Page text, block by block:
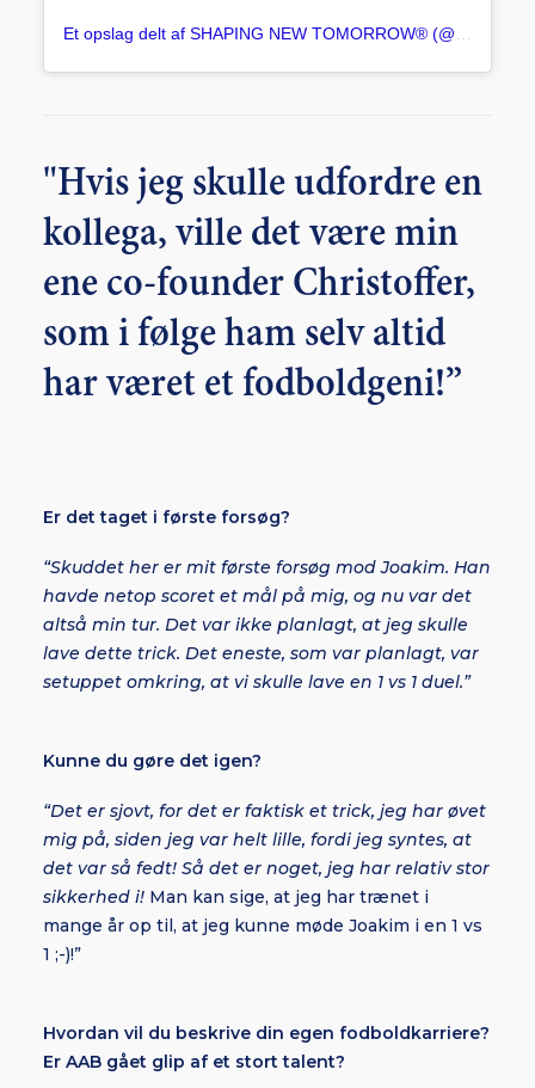
"Hvis jeg skulle udfordre en
kollega, ville det være min
ene co-founder Christoffer,
som i følge ham selv altid
har været et fodboldgeni!”
Er det taget i første forsøg?
“Skuddet her er mit første forsøg mod Joakim. Han
havde netop scoret et mål på mig, og nu var det
altså min tur. Det var ikke planlagt, at jeg skulle
lave dette trick. Det eneste, som var planlagt, var
setuppet omkring, at vi skulle lave en 1 vs 1 duel.”
Kunne du gøre det igen?
“Det er sjovt, for det er faktisk et trick, jeg har øvet
mig på, siden jeg var helt lille, fordi jeg syntes, at
det var så fedt! Så det er noget, jeg har relativ stor
sikkerhed i! Man kan sige, at jeg har trænet i
mange år op til, at jeg kunne møde Joakim i en 1 vs
1 ;-)!”
Hvordan vil du beskrive din egen fodboldkarriere?
Er AAB gået glip af et stort talent?